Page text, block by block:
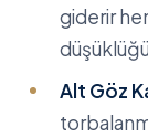
giderir
Alt Göz